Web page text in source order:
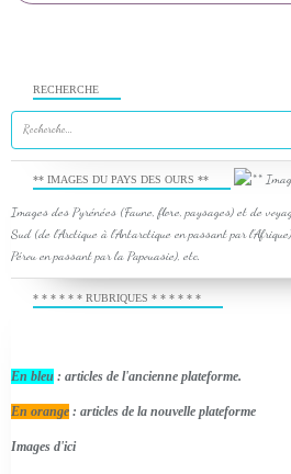
RECHERCHE
** IMAGES DU PAYS DES OURS **
Images des Pyrénées (Faune, flore, paysages) et de
Sud (de l'Arctique à l'Antarctique en passant par
Pérou en passant par la Papouasie), etc.
* * * * * * RUBRIQUES * * * * * *
En bleu : articles de l'ancienne plateforme.
En orange : articles de la nouvelle plateforme
Images d'ici